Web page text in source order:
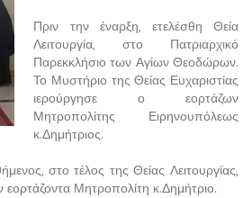
Πριν την έναρξη, ετελέσθη Θεία
Λειτουργία, στο Πατριαρχικό
Παρεκκλήσιο των Αγίων Θεοδώρων.
Το Μυστήριο της Θείας Ευχαριστίας
ιερούργησε ο εορτάζων
Μητροπολίτης Ειρηνουπόλεως
κ.Δημήτριος.
στο τέλος της Θείας Λειτουργίας,
εορτάζοντα Μητροπολίτη κ.Δημήτριο.